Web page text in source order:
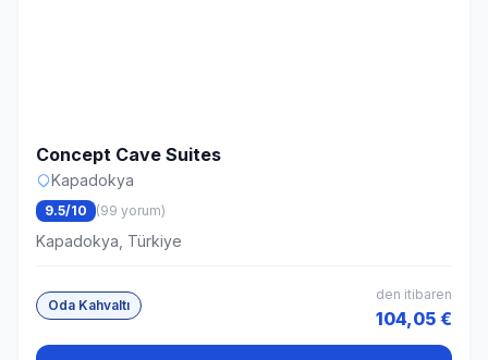
Concept Cave Suites
Kapadokya
9.5/10 (99 yorum)
Kapadokya, Türkiye
Oda Kahvaltı
den itibaren
104,05 €